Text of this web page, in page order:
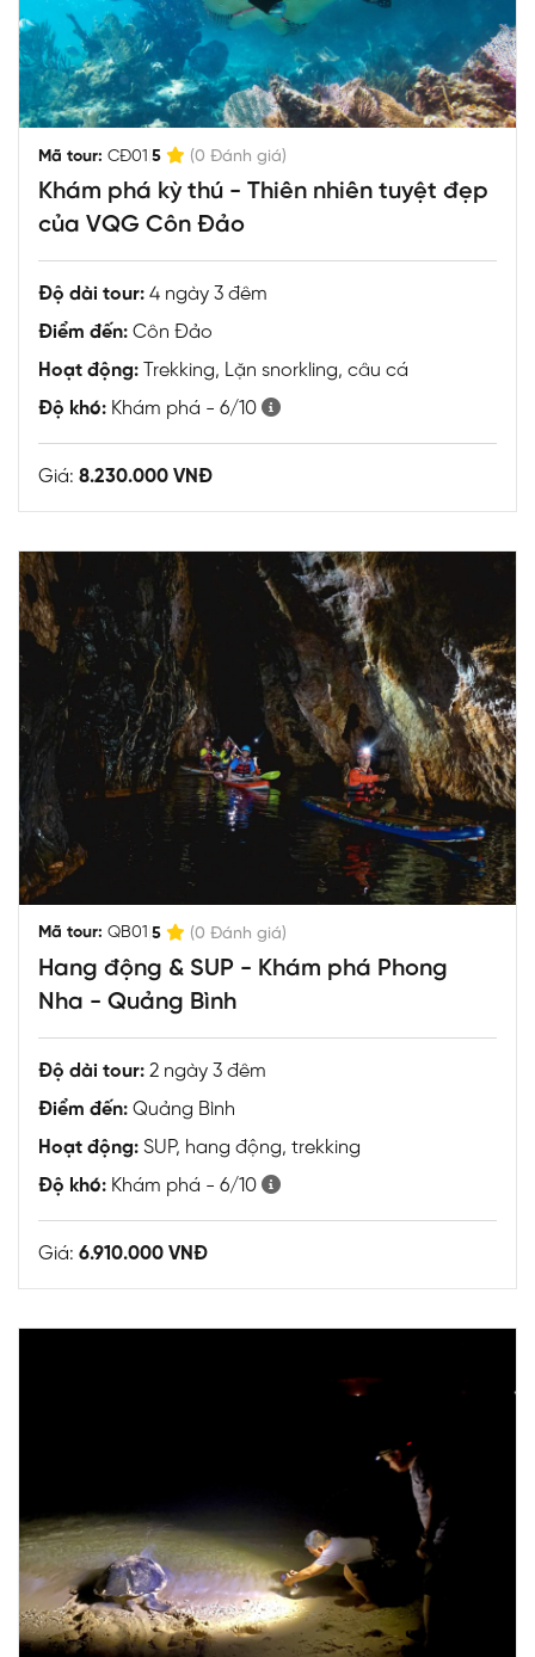
Mã tour: CĐ01 5 (0 Đánh giá)
Khám phá kỳ thú - Thiên nhiên tuyệt đẹp
của VQG Côn Đảo
Độ dài tour: 4 ngày 3 đêm
Điểm đến: Côn Đảo
Hoạt động: Trekking, Lặn snorkling, câu cá
Độ khó: Khám phá - 6/10
Giá: 8.230.000 VNĐ
Mã tour: QB01 5 (0 Đánh giá)
Hang động & SUP - Khám phá Phong
Nha - Quảng Bình
Độ dài tour: 2 ngày 3 đêm
Điểm đến: Quảng Bình
Hoạt động: SUP, hang động, trekking
Độ khó: Khám phá - 6/10
Giá: 6.910.000 VNĐ